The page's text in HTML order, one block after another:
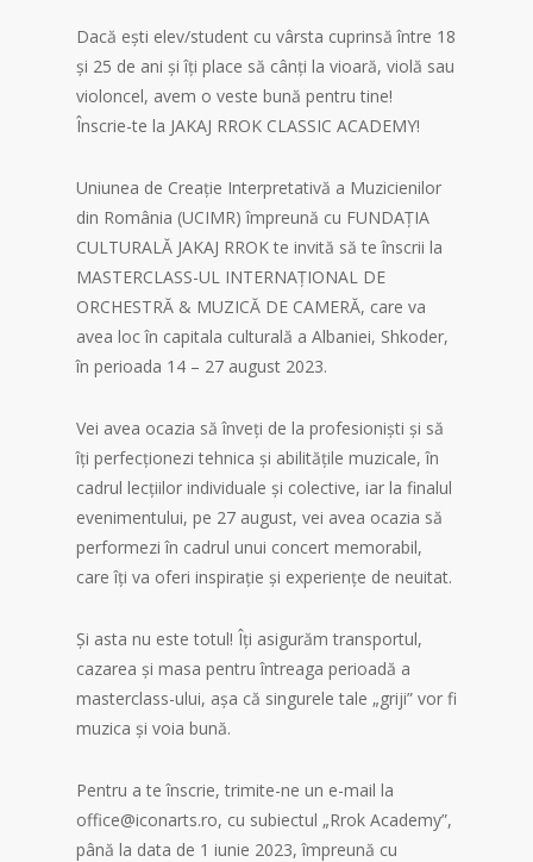
Dacă ești elev/student cu vârsta cuprinsă între 18
și 25 de ani și îți place să cânți la vioară, violă sau
violoncel, avem o veste bună pentru tine!
Înscrie-te la JAKAJ RROK CLASSIC ACADEMY!
Uniunea de Creație Interpretativă a Muzicienilor
din România (UCIMR) împreună cu FUNDAȚIA
CULTURALĂ JAKAJ RROK te invită să te înscrii la
MASTERCLASS-UL INTERNAȚIONAL DE
ORCHESTRĂ & MUZICĂ DE CAMERĂ, care va
avea loc în capitala culturală a Albaniei, Shkoder,
în perioada 14 – 27 august 2023.
Vei avea ocazia să înveți de la profesioniști și să
îți perfecționezi tehnica și abilitățile muzicale, în
cadrul lecțiilor individuale și colective, iar la finalul
evenimentului, pe 27 august, vei avea ocazia să
performezi în cadrul unui concert memorabil,
care îți va oferi inspirație și experiențe de neuitat.
Și asta nu este totul! Îți asigurăm transportul,
cazarea și masa pentru întreaga perioadă a
masterclass-ului, așa că singurele tale „griji” vor fi
muzica și voia bună.
Pentru a te înscrie, trimite-ne un e-mail la
office@iconarts.ro, cu subiectul „Rrok Academy”,
până la data de 1 iunie 2023, împreună cu